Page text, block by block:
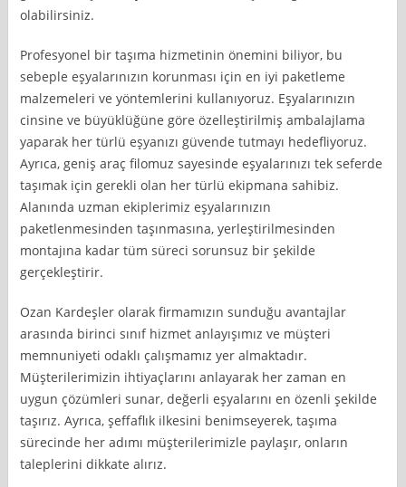
olabilirsiniz.
Profesyonel bir taşıma hizmetinin önemini biliyor, bu
sebeple eşyalarınızın korunması için en iyi paketleme
malzemeleri ve yöntemlerini kullanıyoruz. Eşyalarınızın
cinsine ve büyüklüğüne göre özelleştirilmiş ambalajlama
yaparak her türlü eşyanızı güvende tutmayı hedefliyoruz.
Ayrıca, geniş araç filomuz sayesinde eşyalarınızı tek seferde
taşımak için gerekli olan her türlü ekipmana sahibiz.
Alanında uzman ekiplerimiz eşyalarınızın
paketlenmesinden taşınmasına, yerleştirilmesinden
montajına kadar tüm süreci sorunsuz bir şekilde
gerçekleştirir.
Ozan Kardeşler olarak firmamızın sunduğu avantajlar
arasında birinci sınıf hizmet anlayışımız ve müşteri
memnuniyeti odaklı çalışmamız yer almaktadır.
Müşterilerimizin ihtiyaçlarını anlayarak her zaman en
uygun çözümleri sunar, değerli eşyalarını en özenli şekilde
taşırız. Ayrıca, şeffaflık ilkesini benimseyerek, taşıma
sürecinde her adımı müşterilerimizle paylaşır, onların
taleplerini dikkate alırız.